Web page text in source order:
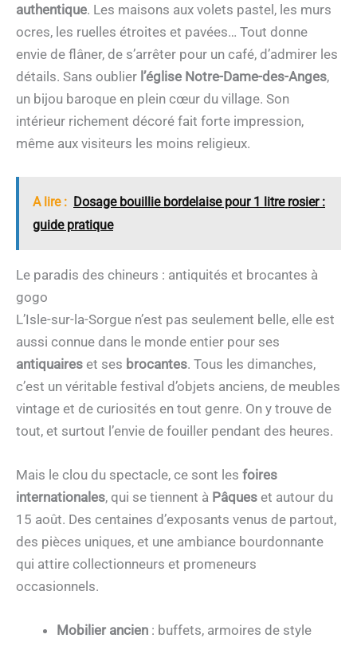
authentique. Les maisons aux volets pastel, les murs
ocres, les ruelles étroites et pavées… Tout donne
envie de flâner, de s’arrêter pour un café, d’admirer les
détails. Sans oublier l’église Notre-Dame-des-Anges,
un bijou baroque en plein cœur du village. Son
intérieur richement décoré fait forte impression,
même aux visiteurs les moins religieux.
A lire : Dosage bouillie bordelaise pour 1 litre rosier :
guide pratique
Le paradis des chineurs : antiquités et brocantes à
gogo
L’Isle-sur-la-Sorgue n’est pas seulement belle, elle est
aussi connue dans le monde entier pour ses
antiquaires et ses brocantes. Tous les dimanches,
c’est un véritable festival d’objets anciens, de meubles
vintage et de curiosités en tout genre. On y trouve de
tout, et surtout l’envie de fouiller pendant des heures.
Mais le clou du spectacle, ce sont les foires
internationales, qui se tiennent à Pâques et autour du
15 août. Des centaines d’exposants venus de partout,
des pièces uniques, et une ambiance bourdonnante
qui attire collectionneurs et promeneurs
occasionnels.
Mobilier ancien : buffets, armoires de style